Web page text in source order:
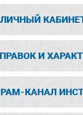
ЛИЧНЫЙ
И
КАНАЛ